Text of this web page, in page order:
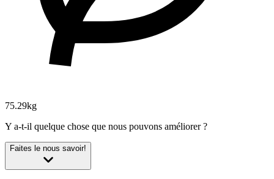
75.29kg
Y a-t-il quelque chose que nous pouvons améliorer ?
Faites le nous savoir!